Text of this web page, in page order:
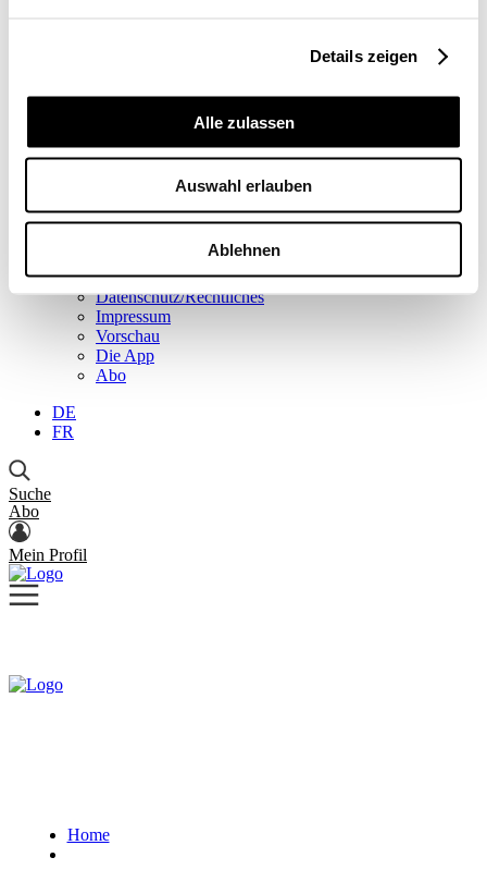
Details zeigen
Alle zulassen
Auswahl erlauben
Ablehnen
Blick in die Welt
Konjunkturtendenzen
Next Generation
Infografiken
Autorinnen und Autoren
Kontakt
Datenschutz/Rechtliches
Impressum
Vorschau
Die App
Abo
DE
FR
Suche
Abo
Mein Profil
Home